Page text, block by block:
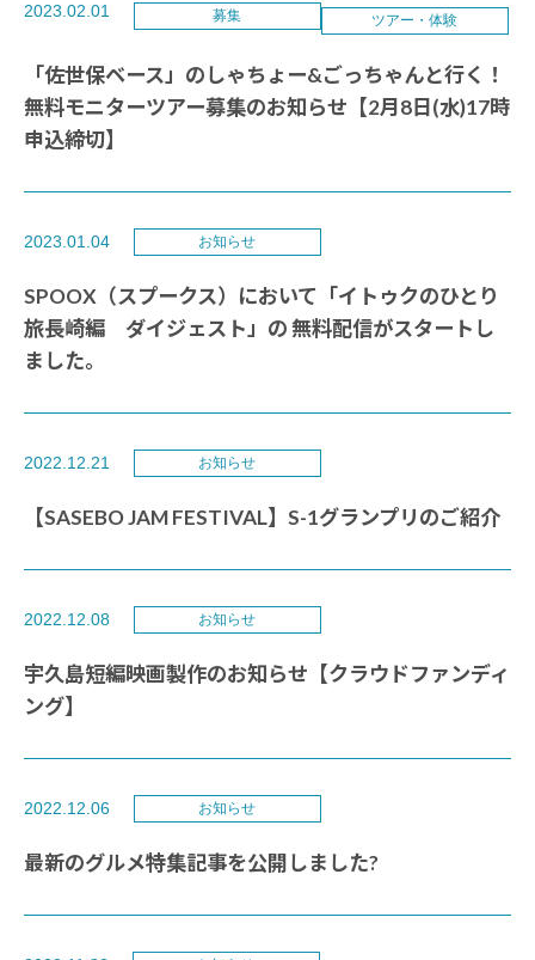
2023.02.01 募集 ツアー・体験
「佐世保ベース」のしゃちょー&ごっちゃんと行く！
無料モニターツアー募集のお知らせ【2月8日(水)17時
申込締切】
2023.01.04 お知らせ
SPOOX（スプークス）において「イトゥクのひとり
旅長崎編 ダイジェスト」の 無料配信がスタートし
ました。
2022.12.21 お知らせ
【SASEBO JAM FESTIVAL】S-1グランプリのご紹介
2022.12.08 お知らせ
宇久島短編映画製作のお知らせ【クラウドファンディ
ング】
2022.12.06 お知らせ
最新のグルメ特集記事を公開しました?